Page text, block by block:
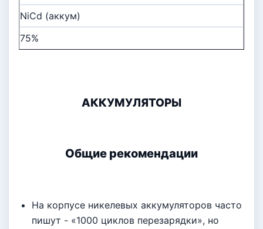
NiCd (аккум)
75%
АККУМУЛЯТОРЫ
Общие рекомендации
На корпусе никелевых аккумуляторов часто
пишут - «1000 циклов перезарядки», но